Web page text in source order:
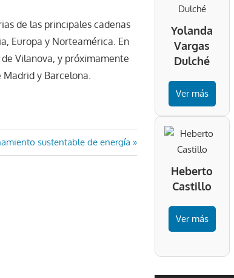
de las principales cadenas
Europa y Norteamérica. En
de Vilanova, y próximamente
Madrid y Barcelona.
sustentable de energía
Yolanda
Vargas
Dulché
Ver más
Heberto
Castillo
Ver más